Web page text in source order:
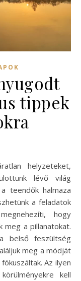
tippek
lévő világ
teendők halmaza
a feladatok
hogy
meg a pillanatokat.
belső feszültség
meg a módját
Az ilyen
kell